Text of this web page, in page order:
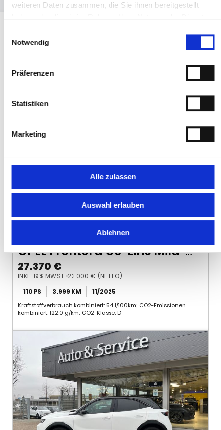
weiteren Daten zusammen, die Sie ihnen bereitgestellt
Notwendig
Präferenzen
Statistiken
Marketing
Alle zulassen
Auswahl erlauben
Ablehnen
verfügbare Gebrauchtwagen
verfügbar. Attraktive Preise, geprüfte Qualität und faire
OPEL Frontera GS-Line Mild-
Hybrid 1.2*AT*7-Sitzer*
27.370 €
INKL. 19% MWST. 23.000 € (NETTO)
110 PS
3.999 KM 11/2025
Kraftstoffverbrauch kombiniert: 5.4 l/100km; CO2-Emissionen
kombiniert: 122.0 g/km; CO2-Klasse: D